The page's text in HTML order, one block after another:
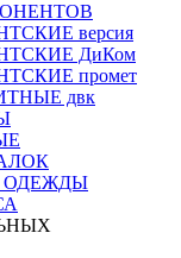
версия
ДиКом
промет
двк